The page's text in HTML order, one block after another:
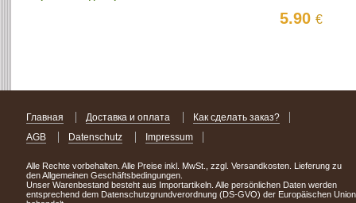
5.90€
Главная Доставка и оплата
Как сделать заказ?
AGB
Datenschutz Impressum
Alle Rechte vorbehalten. Alle Preise inkl. MwSt., zzgl. Versandkosten. Lieferung zu
den Allgemeinen Geschäftsbedingungen.
Unser Warenbestand besteht aus Importartikeln. Alle persönlichen Daten werden
entsprechend dem Datenschutzgrundverordnung (DS-GVO) der Europäischen Union